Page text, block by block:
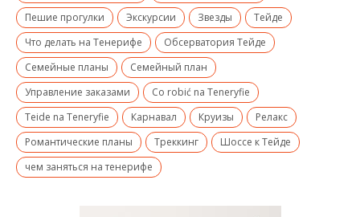
Пешие прогулки
Экскурсии Звезды
Тейде
Что делать на Тенерифе
Обсерватория Тейде
Семейные планы
Семейный план
Управление заказами
Co robić na Teneryfie
Teide na Teneryfie
Карнавал Круизы
Релакс
Романтические планы
Треккинг
Шоссе к Тейде
чем заняться на тенерифе